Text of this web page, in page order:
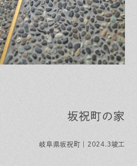
坂祝町の家
岐阜県坂祝町｜2024.3竣工